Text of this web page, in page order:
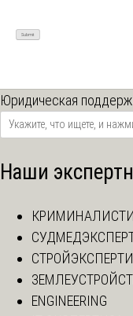
Юридическая
Наши
ENGINEERING